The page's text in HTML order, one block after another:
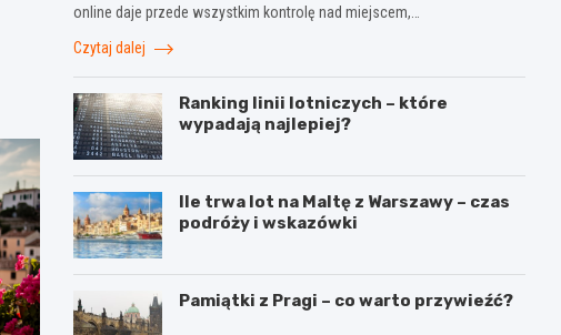
online daje przede wszystkim kontrolę nad miejscem,…
Czytaj dalej
Ranking linii lotniczych – które
wypadają najlepiej?
Ile trwa lot na Maltę z Warszawy – czas
podróży i wskazówki
Pamiątki z Pragi – co warto przywieźć?